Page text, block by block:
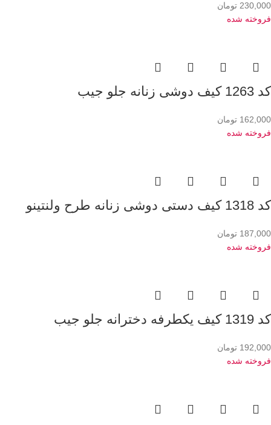
230,000 تومان
فروخته شده
کد 1263 کیف دوشی زنانه جلو جیب
162,000 تومان
فروخته شده
کد 1318 کیف دستی دوشی زنانه طرح ولنتینو
187,000 تومان
فروخته شده
کد 1319 کیف یکطرفه دخترانه جلو جیب
192,000 تومان
فروخته شده